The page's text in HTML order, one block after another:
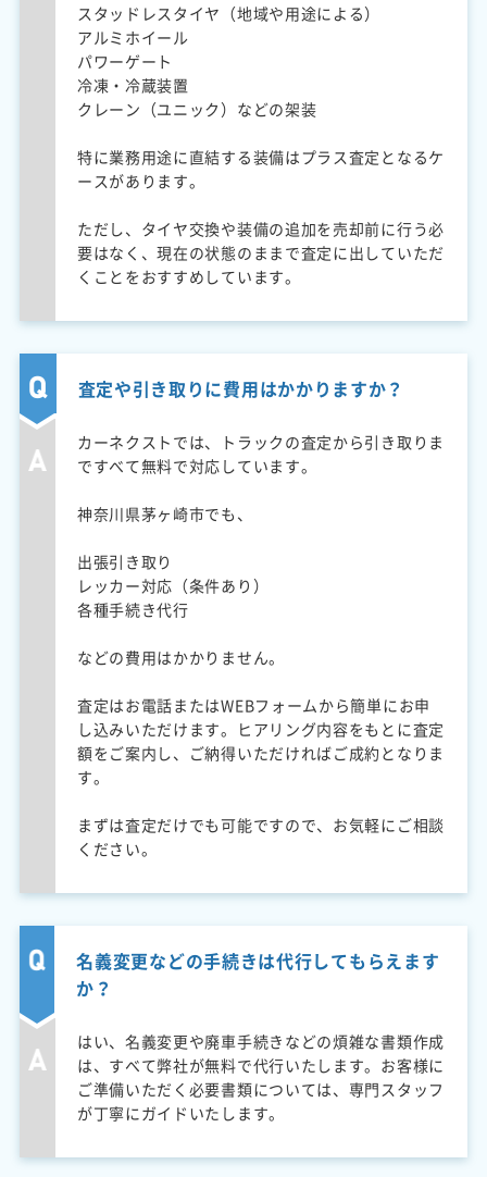
スタッドレスタイヤ（地域や用途による）
アルミホイール
パワーゲート
冷凍・冷蔵装置
クレーン（ユニック）などの架装
特に業務用途に直結する装備はプラス査定となるケ
ースがあります。
ただし、タイヤ交換や装備の追加を売却前に行う必
要はなく、現在の状態のままで査定に出していただ
くことをおすすめしています。
査定や引き取りに費用はかかりますか？
カーネクストでは、トラックの査定から引き取りま
ですべて無料で対応しています。
神奈川県茅ヶ崎市でも、
出張引き取り
レッカー対応（条件あり）
各種手続き代行
などの費用はかかりません。
査定はお電話またはWEBフォームから簡単にお申
し込みいただけます。ヒアリング内容をもとに査定
額をご案内し、ご納得いただければご成約となりま
す。
まずは査定だけでも可能ですので、お気軽にご相談
ください。
名義変更などの手続きは代行してもらえます
か？
はい、名義変更や廃車手続きなどの煩雑な書類作成
は、すべて弊社が無料で代行いたします。お客様に
ご準備いただく必要書類については、専門スタッフ
が丁寧にガイドいたします。